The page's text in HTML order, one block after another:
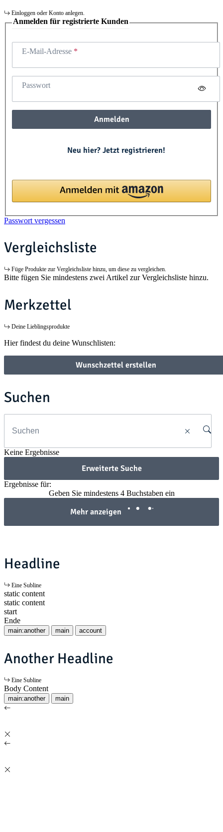
Einloggen oder Konto anlegen.
Anmelden für registrierte Kunden
E-Mail-Adresse
Passwort
Anmelden
Neu hier? Jetzt registrieren!
Passwort vergessen
Vergleichsliste
Füge Produkte zur Vergleichsliste hinzu, um diese zu vergleichen.
Bitte fügen Sie mindestens zwei Artikel zur Vergleichsliste hinzu.
Merkzettel
Deine Lieblingsprodukte
Hier findest du deine Wunschlisten:
Wunschzettel erstellen
Suchen
Keine Ergebnisse
Erweiterte Suche
Ergebnisse für:
Geben Sie mindestens 4 Buchstaben ein
Mehr anzeigen
Headline
Eine Subline
static content
static content
start
Ende
main:another main account
Another Headline
Eine Subline
Body Content
main:another main